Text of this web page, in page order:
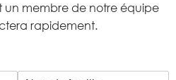
un membre de notre équipe
rapidement.